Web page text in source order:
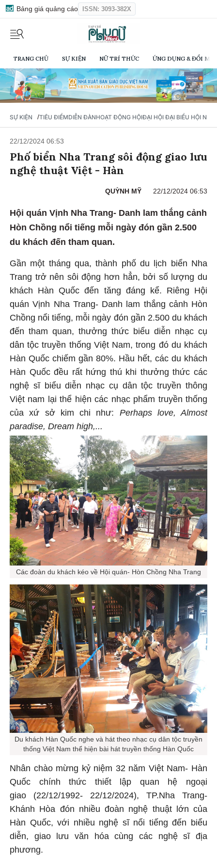
Bảng giá quảng cáo ISSN: 3093-382X
TRANG CHỦ SỰ KIỆN NỮ TRÍ THỨC ỨNG DỤNG & ĐỔI
SỰ KIỆN / TIÊU ĐIỂMDIỄN ĐÀNHOẠT ĐỘNG HỘIĐẠI HỘI ĐẠI BIỂU HỘI NỮ
22/12/2024 06:53
Phố biển Nha Trang sôi động giao lưu
nghệ thuật Việt - Hàn
QUỲNH MỸ 22/12/2024 06:53
Hội quán Vịnh Nha Trang- Danh lam thắng cảnh
Hòn Chồng nổi tiếng mỗi ngày đón gần 2.500
du khách đến tham quan.
Gần một tháng qua, thành phố du lịch biển Nha
Trang trở nên sôi động hơn hẳn, bởi số lượng du
khách Hàn Quốc đến tăng đáng kể. Riêng Hội
quán Vịnh Nha Trang- Danh lam thắng cảnh Hòn
Chồng nổi tiếng, mỗi ngày đón gần 2.500 du khách
đến tham quan, thưởng thức biểu diễn nhạc cụ
dân tộc truyền thống Việt Nam, trong đó du khách
Hàn Quốc chiếm gần 80%. Hầu hết, các du khách
Hàn Quốc đều rất hứng thú khi thưởng thức các
nghệ sĩ biểu diễn nhạc cụ dân tộc truyền thông
Việt nam lại thể hiện các nhạc phẩm truyền thống
của xứ sở kim chi như: Perhaps love,Almost
paradise, Dream high,...
Các đoàn du khách kéo về Hội quán- Hòn Chồng Nha Trang
Du khách Hàn Quốc nghe và hát theo nhạc cụ dân tộc truyền
thống Việt Nam thể hiện bài hát truyền thống Hàn Quốc
Nhân chào mừng kỷ niệm 32 năm Việt Nam- Hàn
Quốc chính thức thiết lập quan hệ ngoại
giao (22/12/1992- 22/12/2024), TP.Nha Trang-
Khánh Hòa đón nhiều đoàn nghệ thuật lớn của
Hàn Quốc, với nhiều nghệ sĩ nổi tiếng đến biểu
diễn, giao lưu văn hóa cùng các nghệ sĩ địa
phương.